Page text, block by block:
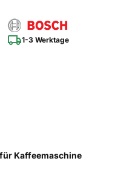
1-3 Werktage
Kaffeemaschine